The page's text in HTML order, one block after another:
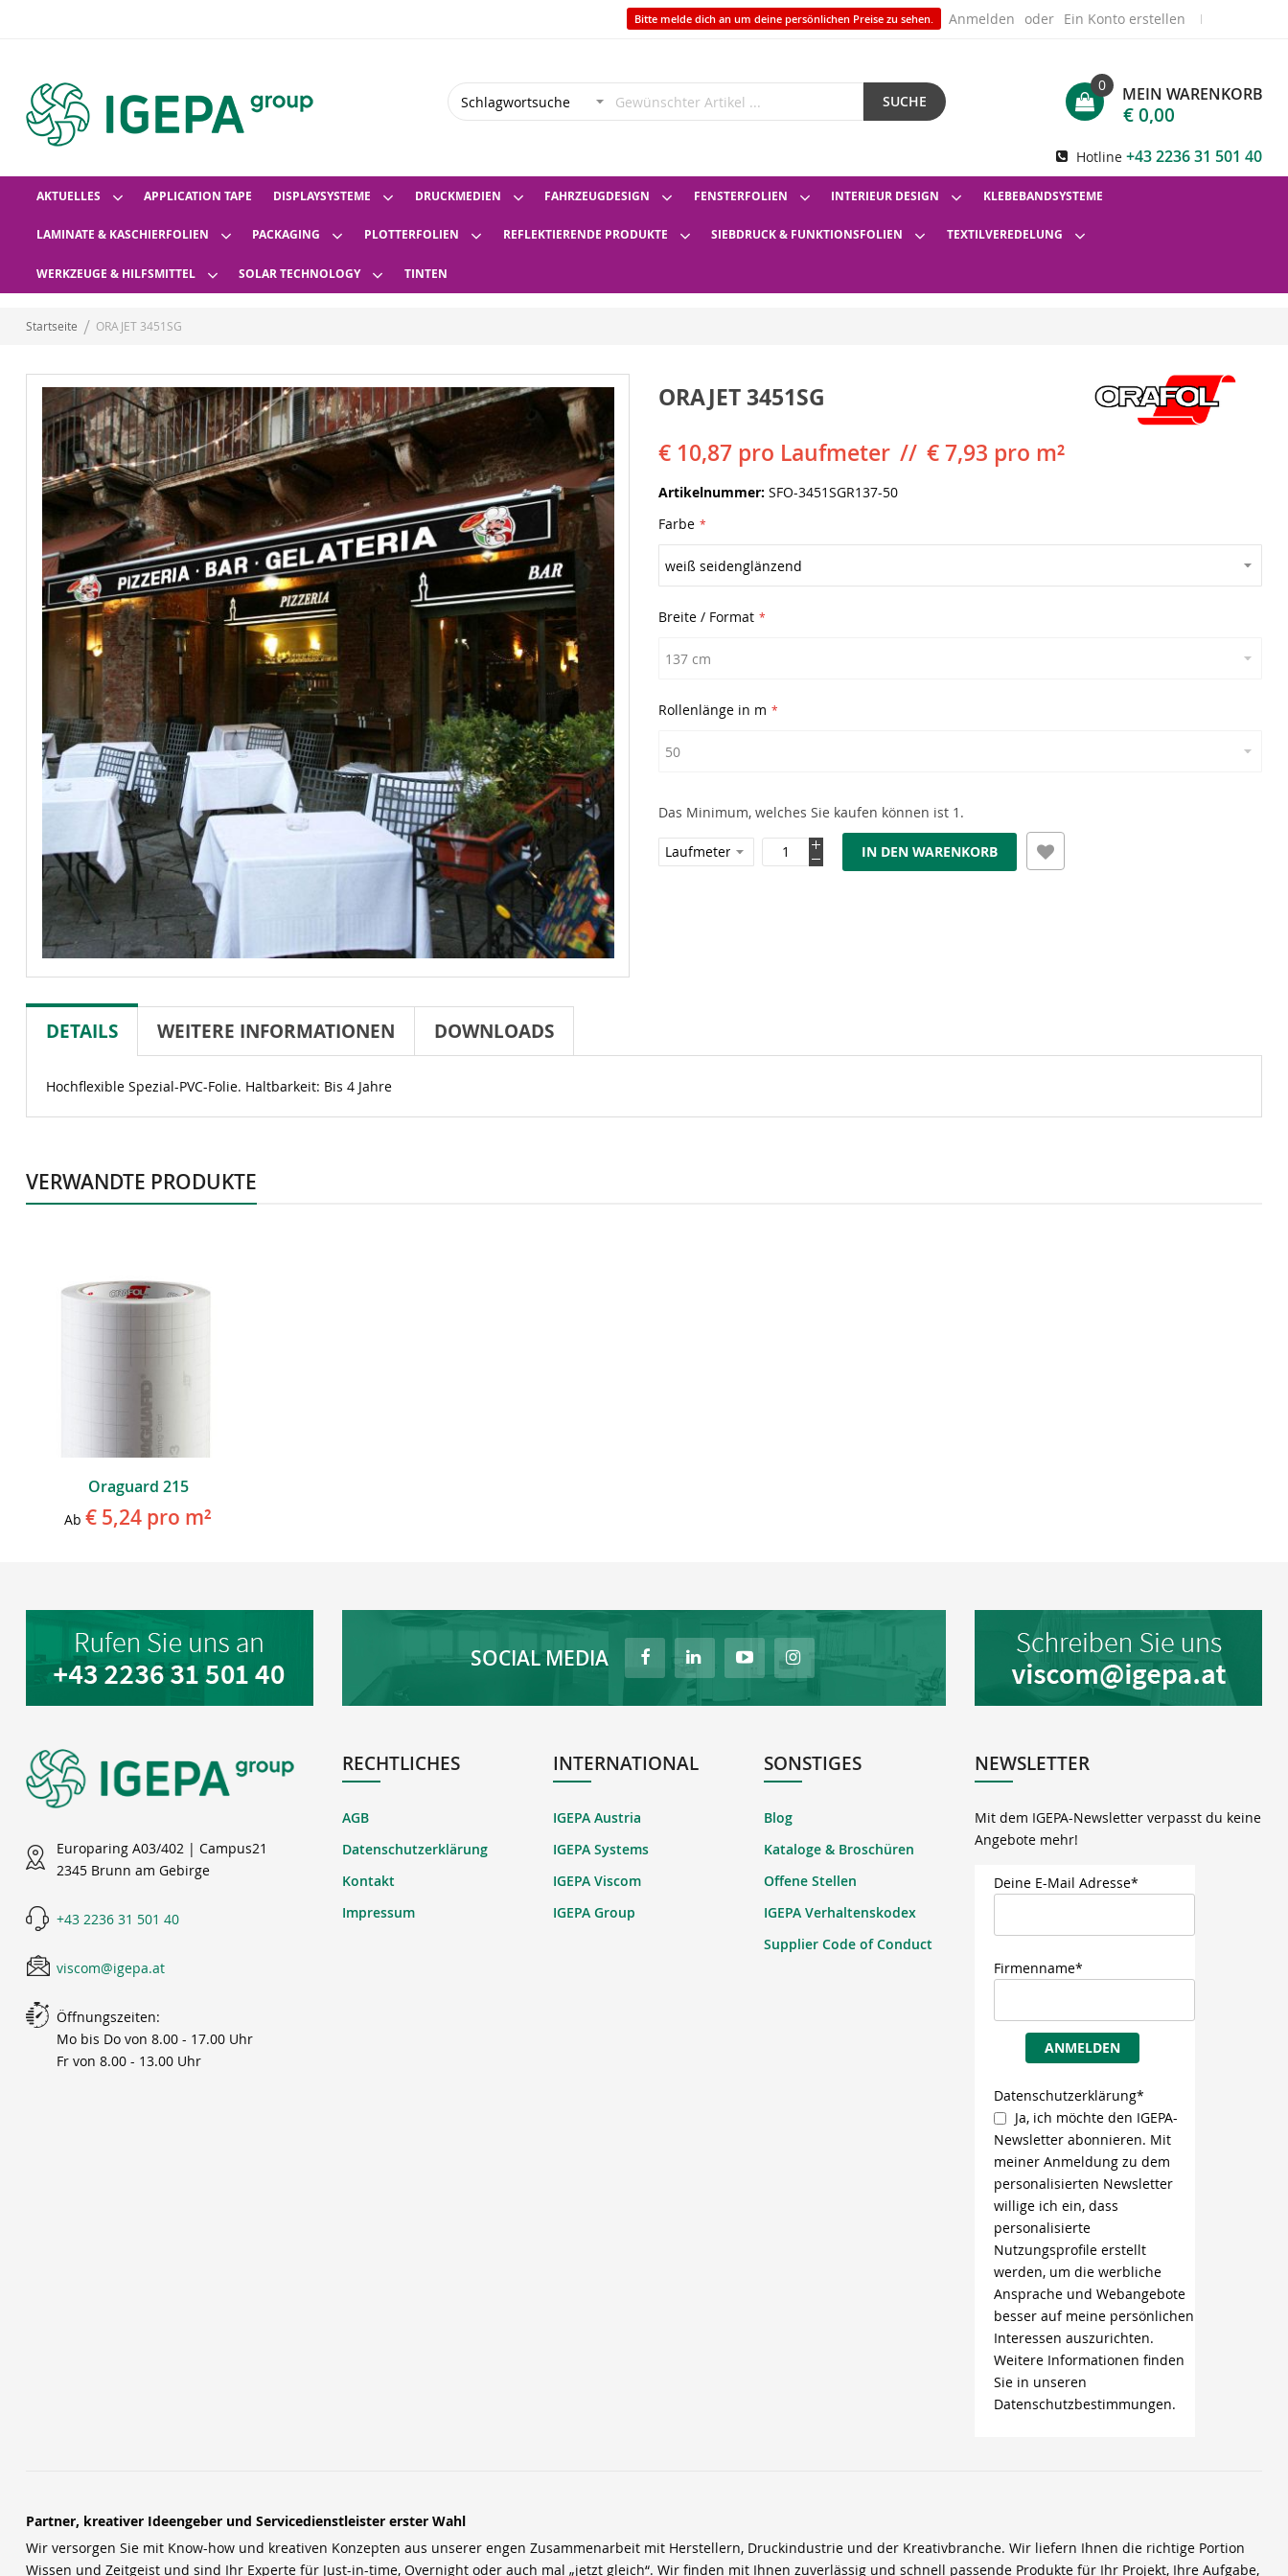
Bitte melde dich an um deine persönlichen Preise zu sehen. Anmelden Ein Konto erstellen
SUCHE MEIN WARENKORB
0
€ 0,00
Hotline +43 2236 31 501 40
AKTUELLES APPLICATION TAPE DISPLAYSYSTEME DRUCKMEDIEN FAHRZEUGDESIGN FENSTERFOLIEN INTERIEUR DESIGN KLEBEBANDSYSTEME
LAMINATE & KASCHIERFOLIEN PACKAGING PLOTTERFOLIEN REFLEKTIERENDE PRODUKTE SIEBDRUCK & FUNKTIONSFOLIEN TEXTILVEREDELUNG
WERKZEUGE & HILFSMITTEL SOLAR TECHNOLOGY TINTEN
Startseite ORAJET 3451SG
ORAJET 3451SG
€ 10,87 pro Laufmeter € 7,93 pro m²
Artikelnummer SFO-3451SGR137-50
Farbe
Breite / Format
Rollenlänge in m
Das Minimum, welches Sie kaufen können ist 1.
IN DEN WARENKORB
DETAILS WEITERE INFORMATIONEN DOWNLOADS
Hochflexible Spezial-PVC-Folie. Haltbarkeit: Bis 4 Jahre
VERWANDTE PRODUKTE
Oraguard 215
Ab € 5,24 pro m²
SOCIAL MEDIA
Europaring A03/402 | Campus21
2345 Brunn am Gebirge
+43 2236 31 501 40
viscom@igepa.at
Öffnungszeiten:
Mo bis Do von 8.00 - 17.00 Uhr
Fr von 8.00 - 13.00 Uhr
RECHTLICHES
AGB
Datenschutzerklärung
Kontakt
Impressum
INTERNATIONAL
IGEPA Austria
IGEPA Systems
IGEPA Viscom
IGEPA Group
SONSTIGES
Blog
Kataloge & Broschüren
Offene Stellen
IGEPA Verhaltenskodex
Supplier Code of Conduct
NEWSLETTER
Mit dem IGEPA-Newsletter verpasst du keine
Angebote mehr!
Deine E-Mail Adresse*
Firmenname*
ANMELDEN
Datenschutzerklärung*
Ja, ich möchte den IGEPA-
Newsletter abonnieren. Mit
meiner Anmeldung zu dem
personalisierten Newsletter
willige ich ein, dass
personalisierte
Nutzungsprofile erstellt
werden, um die werbliche
Ansprache und Webangebote
besser auf meine persönlichen
Interessen auszurichten.
Weitere Informationen finden
Sie in unseren
Datenschutzbestimmungen.
Partner, kreativer Ideengeber und Servicedienstleister erster Wahl
Wir versorgen Sie mit Know-how und kreativen Konzepten aus unserer engen Zusammenarbeit mit Herstellern, Druckindustrie und der Kreativbranche. Wir liefern Ihnen die richtige Portion
Wissen und Zeitgeist und sind Ihr Experte für Just-in-time, Overnight oder auch mal „jetzt gleich“. Wir finden mit Ihnen zuverlässig und schnell passende Produkte für Ihr Projekt, Ihre Aufgabe,